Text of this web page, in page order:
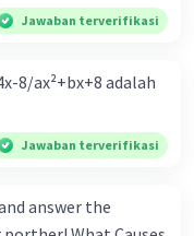
ratio e.
Bila Bank
inflasi di mana
uang) naik
deflasi di
c. Tingkat bunga
uang beredar
Jawaban terverifikasi
8/ax²+bx+8 adalah
Jawaban terverifikasi
answer the